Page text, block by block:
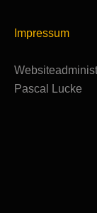
Impressum
Pascal Lucke